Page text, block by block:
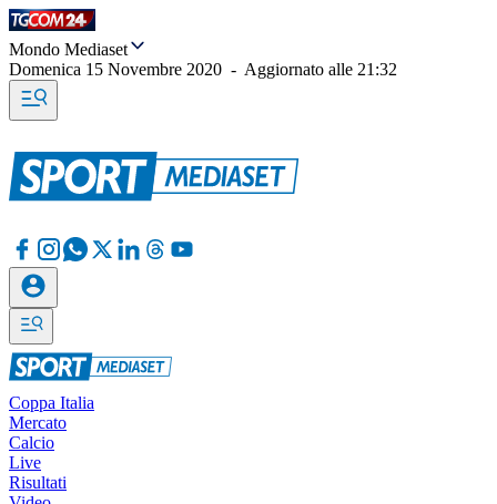
Mondo Mediaset
Domenica 15 Novembre 2020 - Aggiornato alle 21:32
Coppa Italia
Mercato
Calcio
Live
Risultati